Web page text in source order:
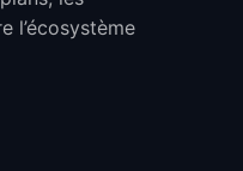
Mono supra-
- Casque
Antibruit Pour
l’écosystème